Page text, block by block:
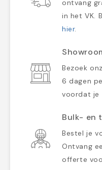
ontvang
in het VK.
hier.
Bezoek
6 dagen
voordat je
Bulk- en
Bestel je
Ontvang
offerte